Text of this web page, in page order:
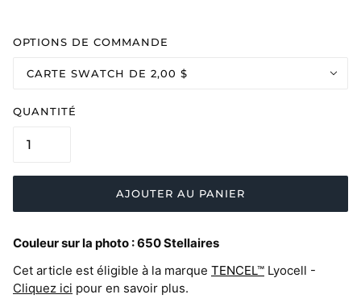
OPTIONS DE COMMANDE
CARTE SWATCH DE 2,00 $
QUANTITÉ
AJOUTER AU PANIER
Couleur sur la photo :650 Stellaires
Cet article est éligible à la marque TENCEL™ Lyocell -
Cliquez ici pour en savoir plus.